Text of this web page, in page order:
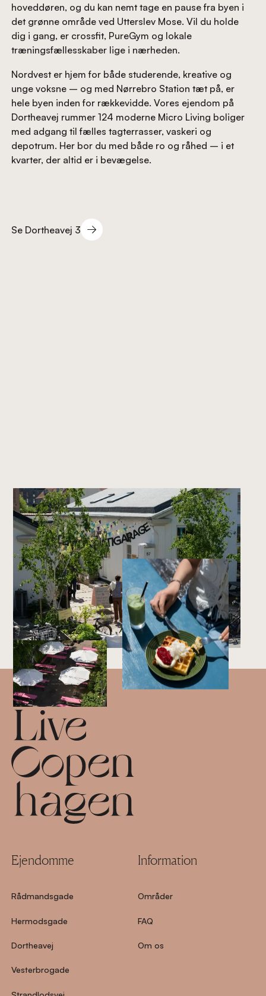
hoveddøren, og du kan nemt tage en pause fra byen i
det grønne område ved Utterslev Mose. Vil du holde
dig i gang, er crossfit, PureGym og lokale
træningsfællesskaber lige i nærheden.
Nordvest er hjem for både studerende, kreative og
unge voksne – og med Nørrebro Station tæt på, er
hele byen inden for rækkevidde. Vores ejendom på
Dortheavej rummer 124 moderne Micro Living boliger
med adgang til fælles tagterrasser, vaskeri og
depotrum. Her bor du med både ro og råhed – i et
kvarter, der altid er i bevægelse.
Se Dortheavej 3
Se Dortheavej 3
Footer
Ejendomme
Rådmandsgade
Hermodsgade
Dortheavej
Vesterbrogade
Information
Områder
FAQ
Om os